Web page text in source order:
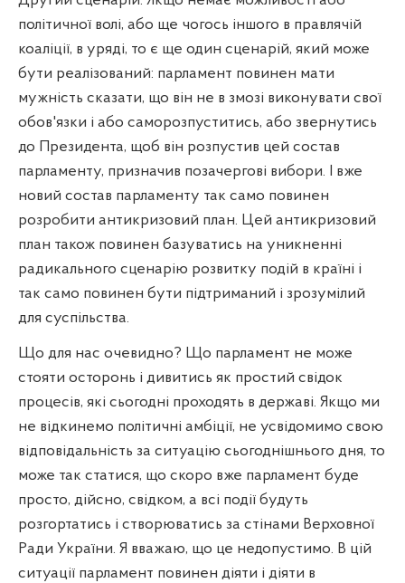
політичної волі, або ще чогось іншого в правлячій
коаліції, в уряді, то є ще один сценарій, який може
бути реалізований: парламент повинен мати
мужність сказати, що він не в змозі виконувати свої
обов'язки і або саморозпуститись, або звернутись
до Президента, щоб він розпустив цей состав
парламенту, призначив позачергові вибори. І вже
новий состав парламенту так само повинен
розробити антикризовий план. Цей антикризовий
план також повинен базуватись на уникненні
радикального сценарію розвитку подій в країні і
так само повинен бути підтриманий і зрозумілий
для суспільства.
Що для нас очевидно? Що парламент не може
стояти осторонь і дивитись як простий свідок
процесів, які сьогодні проходять в державі. Якщо ми
не відкинемо політичні амбіції, не усвідомимо свою
відповідальність за ситуацію сьогоднішнього дня, то
може так статися, що скоро вже парламент буде
просто, дійсно, свідком, а всі події будуть
розгортатись і створюватись за стінами Верховної
Ради України. Я вважаю, що це недопустимо. В цій
ситуації парламент повинен діяти і діяти в